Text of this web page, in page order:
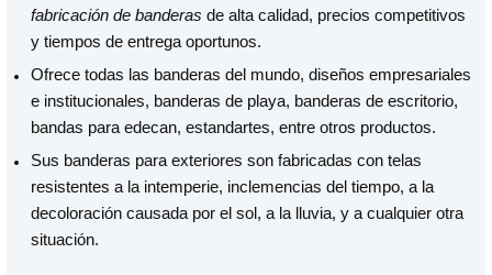
fabricación de banderas de alta calidad, precios competitivos
y tiempos de entrega oportunos.
Ofrece todas las banderas del mundo, diseños empresariales
e institucionales, banderas de playa, banderas de escritorio,
bandas para edecan, estandartes, entre otros productos.
Sus banderas para exteriores son fabricadas con telas
resistentes a la intemperie, inclemencias del tiempo, a la
decoloración causada por el sol, a la lluvia, y a cualquier otra
situación.